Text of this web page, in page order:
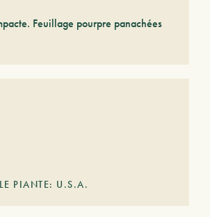
Feuillage pourpre panachées
PIANTE: U.S.A.